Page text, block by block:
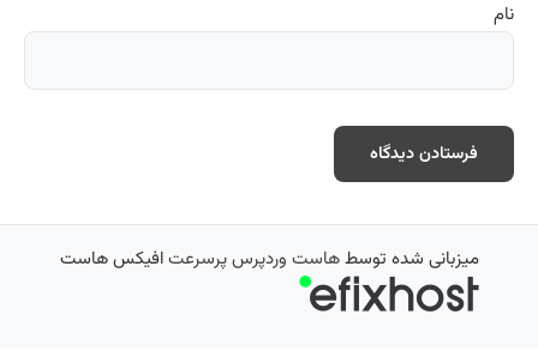
نام
میزبانی شده توسطهاست وردپرس پرسرعتافیکس هاست